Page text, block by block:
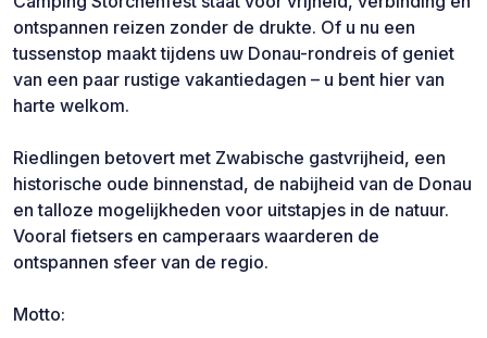
ontspannen reizen zonder de drukte. Of u nu een
tussenstop maakt tijdens uw Donau-rondreis of geniet
van een paar rustige vakantiedagen – u bent hier van
harte welkom.
Riedlingen betovert met Zwabische gastvrijheid, een
historische oude binnenstad, de nabijheid van de Donau
en talloze mogelijkheden voor uitstapjes in de natuur.
Vooral fietsers en camperaars waarderen de
ontspannen sfeer van de regio.
Motto: